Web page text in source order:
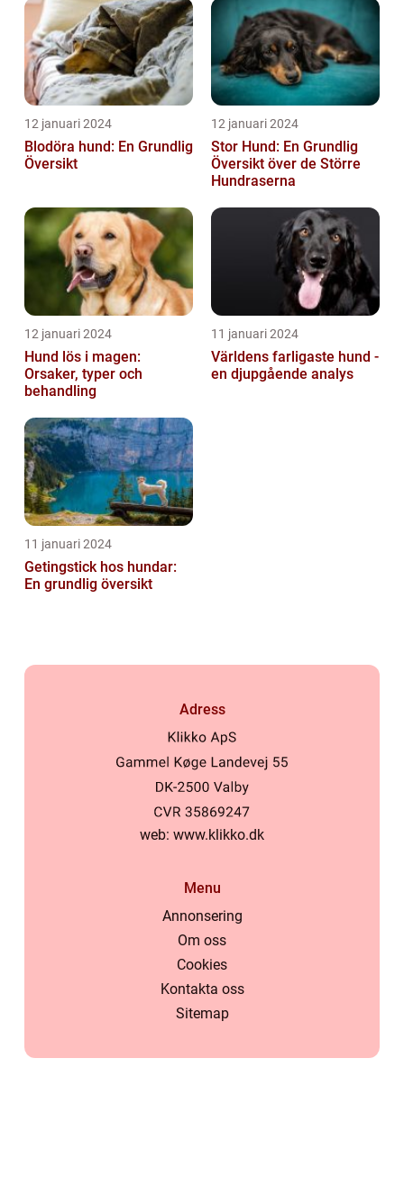
12 januari 2024
Blodöra hund: En Grundlig
Översikt
12 januari 2024
Stor Hund: En Grundlig
Översikt över de Större
Hundraserna
12 januari 2024
Hund lös i magen:
Orsaker, typer och
behandling
11 januari 2024
Världens farligaste hund -
en djupgående analys
11 januari 2024
Getingstick hos hundar:
En grundlig översikt
Adress
web: www.klikko.dk
Menu
Annonsering
Om oss
Cookies
Kontakta oss
Sitemap